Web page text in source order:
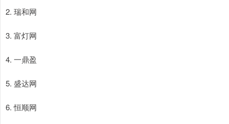
2. 瑞和网
3. 富灯网
4. 一鼎盈
5. 盛达网
6. 恒顺网